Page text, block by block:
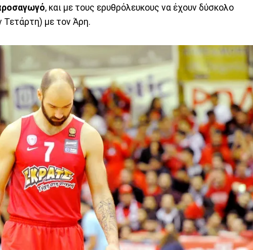
, και με τους ερυθρόλευκους να έχουν δύσκολο
με τον Άρη.